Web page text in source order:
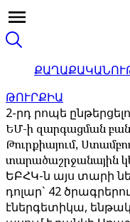
ԹՈՒՐՔԻԱ
2-րդ րոպե
ԵՄ-ի զարգացման
Թուրքիայում,
տարածաշրջանային
ԵԲՀԿ-ն այս տարի
դոլար` 42
էներգետիկա,